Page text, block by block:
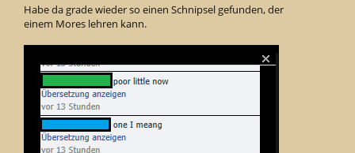
Habe da grade wieder so einen Schnipsel gefunden, der
einem Mores lehren kann.